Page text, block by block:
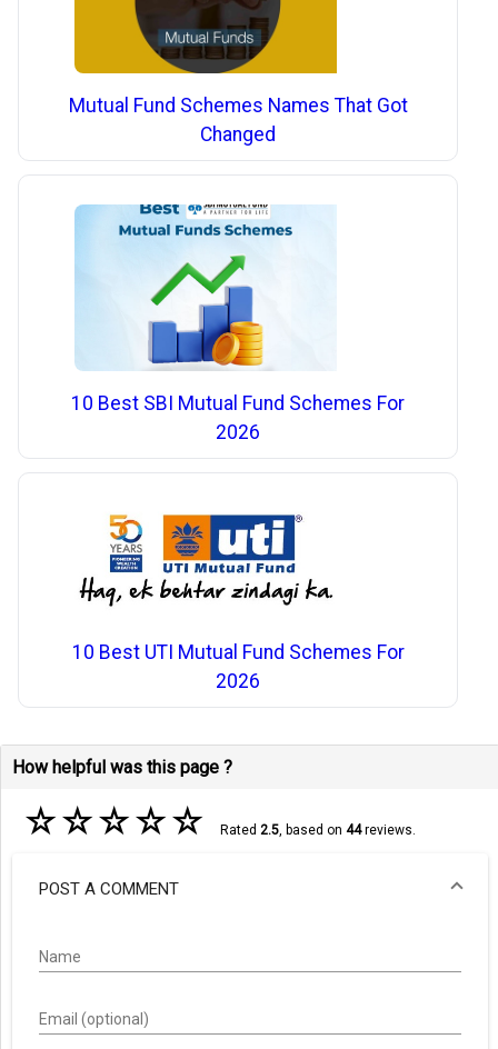
Mutual Fund Schemes Names That Got
Changed
10 Best SBI Mutual Fund Schemes For
2026
10 Best UTI Mutual Fund Schemes For
2026
How helpful was this page ?
☆☆☆☆☆ Rated 2.5, based on 44reviews.
POST A COMMENT
Name
Email (optional)